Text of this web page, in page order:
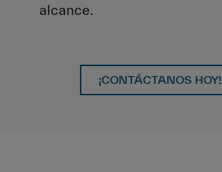
alcance.
¡CONTÁCTANOS HOY!